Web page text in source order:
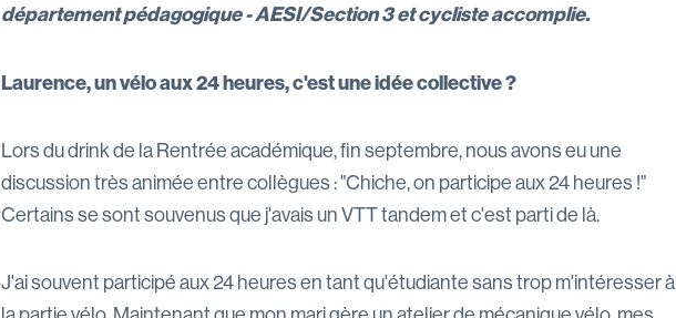
département pédagogique - AESI/Section 3 et cycliste accomplie.
Laurence, un vélo aux 24 heures, c'est une idée collective ?
Lors du drink de la Rentrée académique, fin septembre, nous avons eu une
discussion très animée entre collègues : "Chiche, on participe aux 24 heures !"
Certains se sont souvenus que j'avais un VTT tandem et c'est parti de là.
J'ai souvent participé aux 24 heures en tant qu'étudiante sans trop m'intéresser à